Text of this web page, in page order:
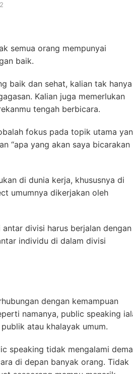
semua orang mempunyai
baik.
baik dan sehat, kalian tak hanya
Kalian juga memerlukan
tengah berbicara.
fokus pada topik utama
“apa yang akan saya bicarakan
di dunia kerja, khususnya di
umumnya dikerjakan oleh
divisi harus berjalan dengan
individu di dalam divisi
dengan kemampuan
namanya, public speaking
atau khalayak umum.
speaking tidak mengalami
di depan banyak orang. Tidak